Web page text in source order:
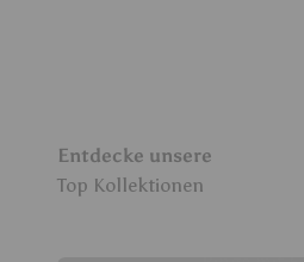
Entdecke unsere